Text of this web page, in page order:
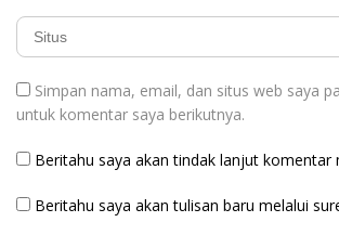
Simpan nama, email, dan situs web saya
untuk komentar saya berikutnya.
Beritahu saya akan tindak lanjut komentar
Beritahu saya akan tulisan baru melalui